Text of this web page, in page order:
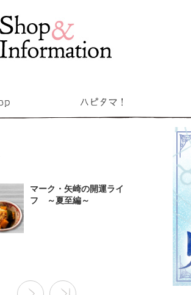
マーク・矢崎の開運ライ
フ ～夏至編～